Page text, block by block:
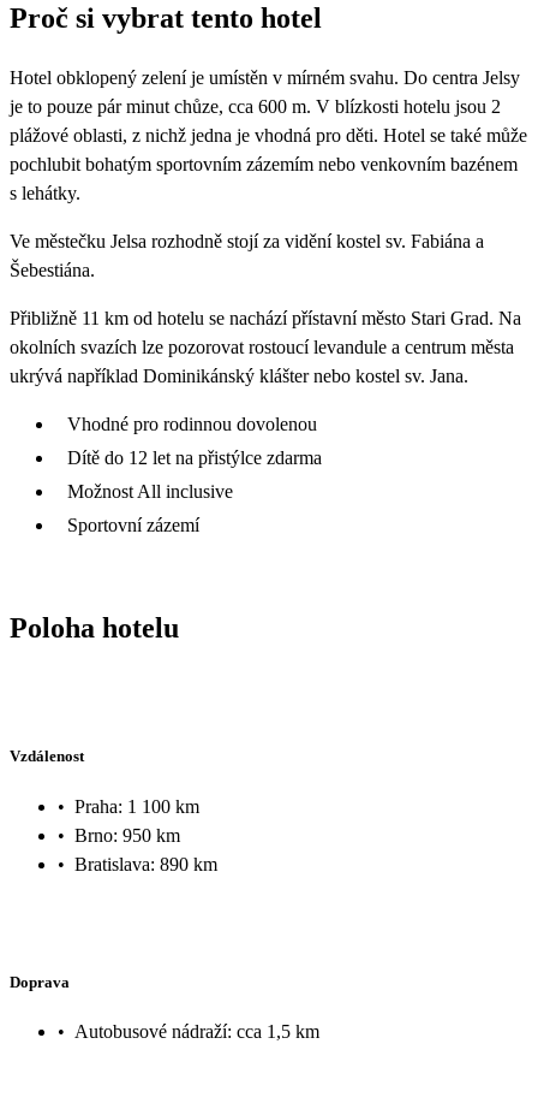
3 560 3 560 3 560
Proč si vybrat tento hotel
Hotel obklopený zelení je umístěn v mírném svahu. Do centra Jelsy
je to pouze pár minut chůze, cca 600 m. V blízkosti hotelu jsou 2
plážové oblasti, z nichž jedna je vhodná pro děti. Hotel se také může
pochlubit bohatým sportovním zázemím nebo venkovním bazénem
s lehátky.
Ve městečku Jelsa rozhodně stojí za vidění kostel sv. Fabiána a
Šebestiána.
Přibližně 11 km od hotelu se nachází přístavní město Stari Grad. Na
okolních svazích lze pozorovat rostoucí levandule a centrum města
ukrývá například Dominikánský klášter nebo kostel sv. Jana.
Vhodné pro rodinnou dovolenou
Dítě do 12 let na přistýlce zdarma
Možnost All inclusive
Sportovní zázemí
Poloha hotelu
Vzdálenost
• Praha: 1 100 km
• Brno: 950 km
• Bratislava: 890 km
Doprava
• Autobusové nádraží: cca 1,5 km